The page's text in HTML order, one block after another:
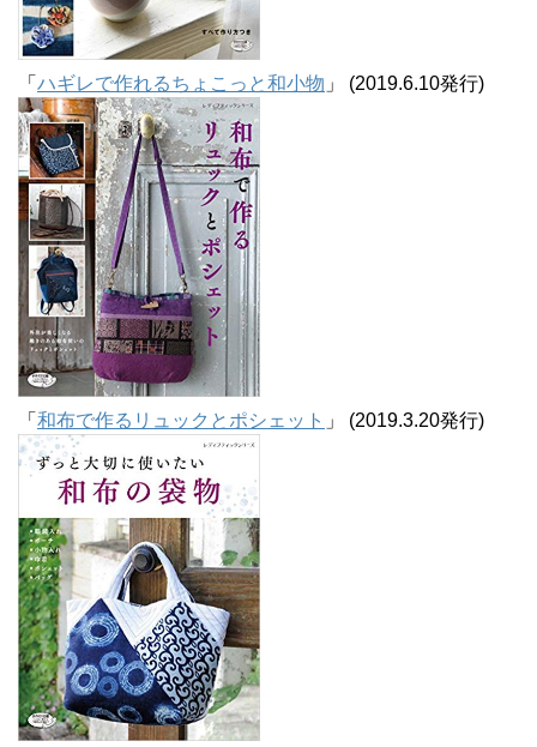
「 ハギレで作れるちょこっと和小物 」 (2019.6.10発行)
「 和布で作るリュックとポシェット 」 (2019.3.20発行)